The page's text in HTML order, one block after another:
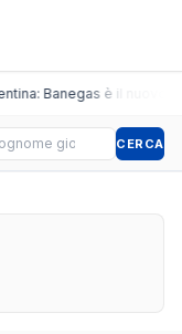
Banegas è il nuovo
CERCA